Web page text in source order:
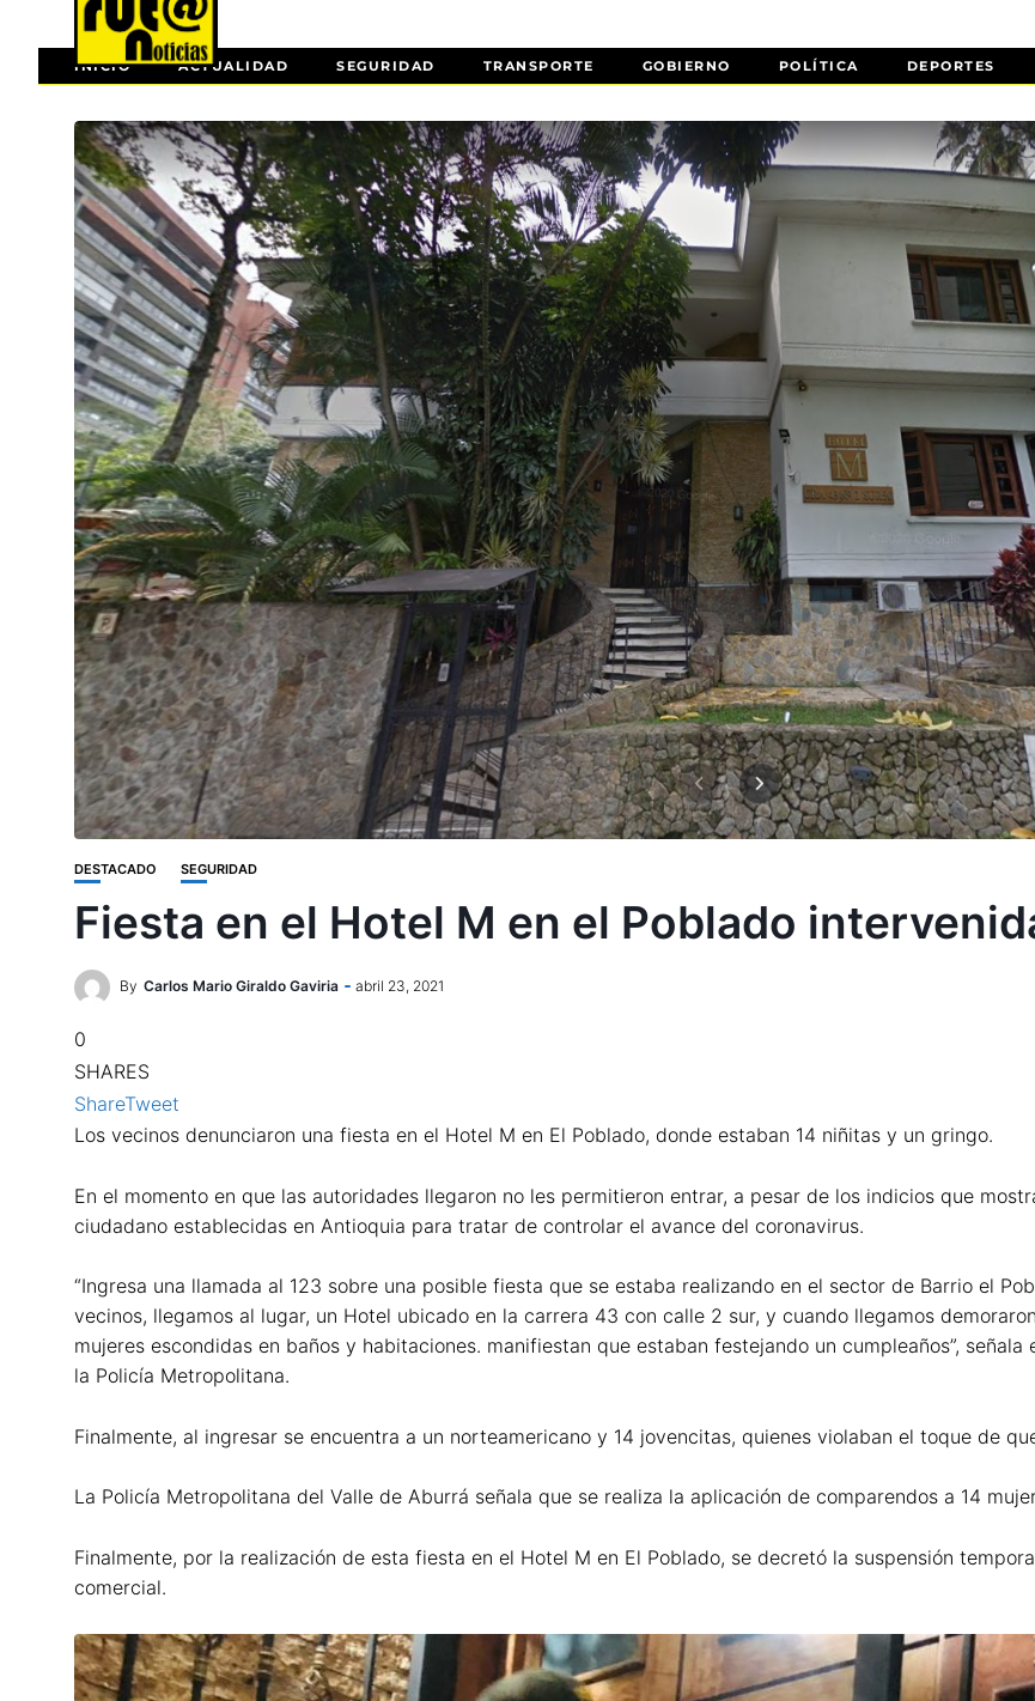
INICIO ACTUALIDAD SEGURIDAD TRANSPORTE GOBIERNO POLÍTICA DEPORTES
DESTACADO SEGURIDAD
Fiesta en el Hotel M en el Poblado
By Carlos Mario Giraldo Gaviria abril 23, 2021
0
SHARES
ShareTweet
Los vecinos denunciaron una fiesta en el Hotel M en El Poblado, donde estaban 14 niñitas y un gringo.
En el momento en que las autoridades llegaron no les permitieron entrar, a pesar de los indicios que
ciudadano establecidas en Antioquia para tratar de controlar el avance del coronavirus.
“Ingresa una llamada al 123 sobre una posible fiesta que se estaba realizando en el sector de Barrio el
vecinos, llegamos al lugar, un Hotel ubicado en la carrera 43 con calle 2 sur, y cuando llegamos
mujeres escondidas en baños y habitaciones. manifiestan que estaban festejando un cumpleaños”,
la Policía Metropolitana.
Finalmente, al ingresar se encuentra a un norteamericano y 14 jovencitas, quienes violaban el toque de
La Policía Metropolitana del Valle de Aburrá señala que se realiza la aplicación de comparendos a 14
Finalmente, por la realización de esta fiesta en el Hotel M en El Poblado, se decretó la suspensión
comercial.